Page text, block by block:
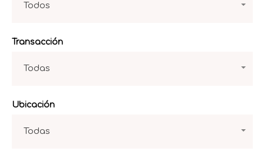
Todos
Transacción
Todas
Ubicación
Todas